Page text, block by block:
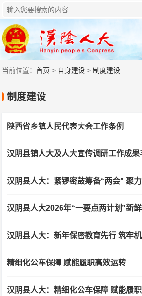
当前位置：首页 > 自身建设 >制度建设
制度建设
陕西省乡镇人民代表大会工作条例
汉阴县镇人大及人大宣传调研工作成果
汉阴县人大2026年“一要点两计划”新
精细化公车保障 赋能履职高效运转